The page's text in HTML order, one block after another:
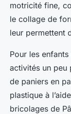
motricité fine,
le collage de
leur permettent
Pour les
activités un peu
de paniers en
plastique à
bricolages de